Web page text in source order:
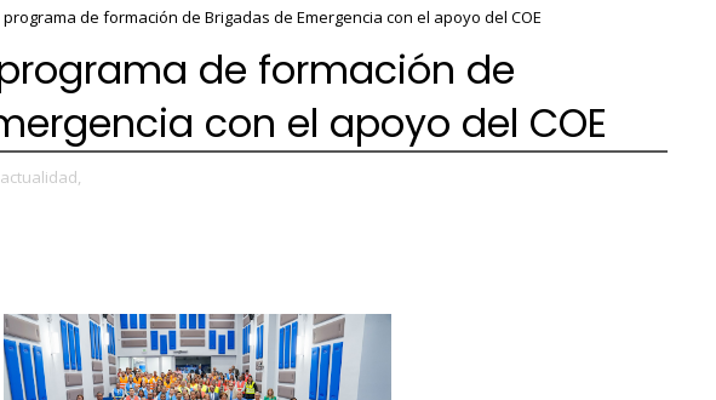
programa de formación de Brigadas de Emergencia con el apoyo del COE
programa de formación de
con el apoyo del COE
actualidad,